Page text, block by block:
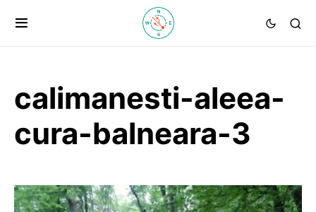
calimanesti-aleea-
cura-balneara-3